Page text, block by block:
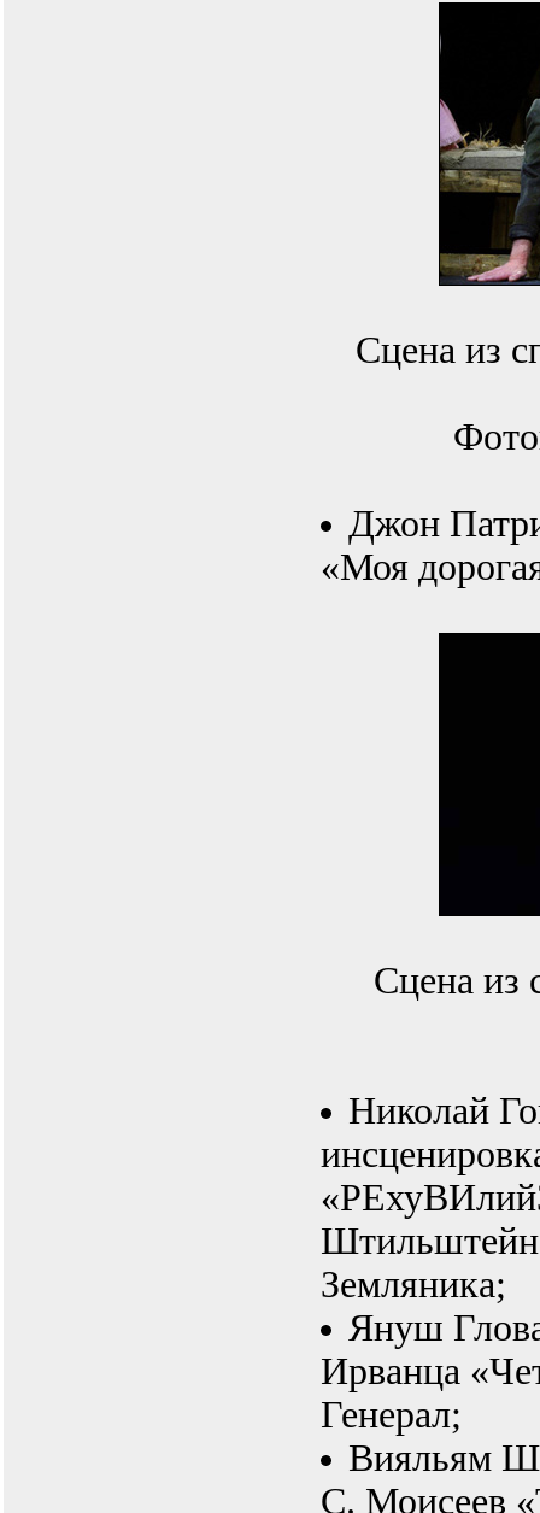
Сцена из
Джон
«Моя
Сцена из
Николай
Земляника;
Януш
Ирванца
Генерал;
Вияльям
С. Моисеев